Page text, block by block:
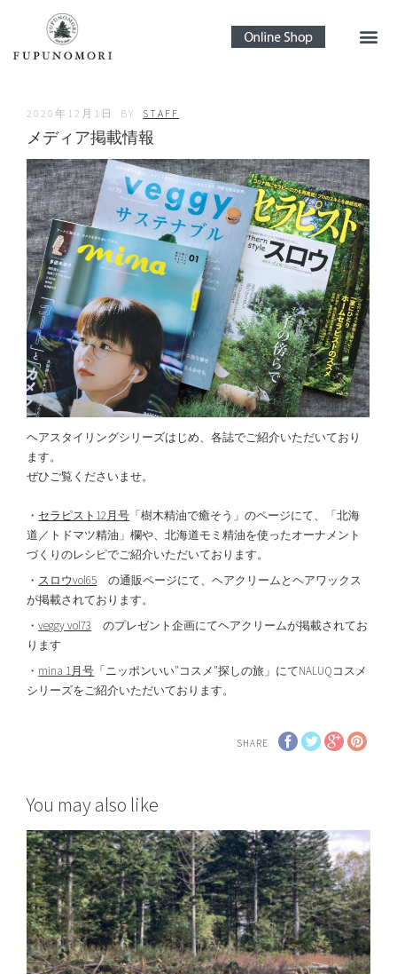
2020年12月1日 BY STAFF
メディア掲載情報
ヘアスタイリングシリーズはじめ、各誌でご紹介いただいており
ます。
ぜひご覧くださいませ。
・ セラピスト12月号 「樹木精油で癒そう」のページにて、「北海
道／トドマツ精油」欄や、北海道モミ精油を使ったオーナメント
づくりのレシピでご紹介いただいております。
・ スロウvol65 の通販ページにて、ヘアクリームとヘアワックス
が掲載されております。
・veggy vol73 のプレゼント企画にてヘアクリームが掲載されてお
ります
・ mina 1月号 「ニッポンいい”コスメ”探しの旅」にてNALUQコスメ
シリーズをご紹介いただいております。
SHARE
You may also like